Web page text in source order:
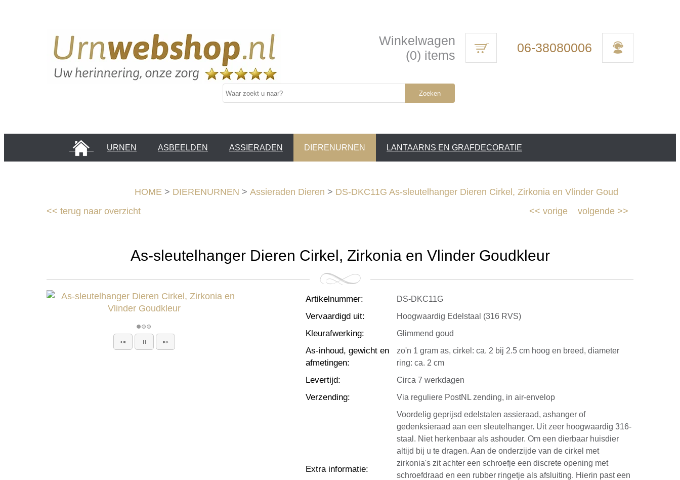
Winkelwagen
(0) items
06-38080006
Zoeken
HOME URNEN ASBEELDEN ASSIERADEN DIERENURNEN LANTAARNS EN GRAFDECORATIE
HOME > DIERENURNEN > Assieraden Dieren > DS-DKC11G As-sleutelhanger Dieren Cirkel, Zirkonia en Vlinder Goud
<< terug naar overzicht volgende >>
<< vorige
As-sleutelhanger Dieren Cirkel, Zirkonia en Vlinder Goudkleur
Artikelnummer: DS-DKC11G
Vervaardigd uit: Hoogwaardig Edelstaal (316 RVS)
Kleurafwerking: Glimmend goud
As-inhoud, gewicht en
afmetingen:
zo'n 1 gram as, cirkel: ca. 2 bij 2.5 cm hoog en breed, diameter
ring: ca. 2 cm
Levertijd: Circa 7 werkdagen
Verzending: Via reguliere PostNL zending, in air-envelop
Extra informatie:
Voordelig geprijsd edelstalen assieraad, ashanger of
gedenksieraad aan een sleutelhanger. Uit zeer hoogwaardig 316-
staal. Niet herkenbaar als ashouder. Om een dierbaar huisdier
altijd bij u te dragen. Aan de onderzijde van de cirkel met
zirkonia's zit achter een schroefje een discrete opening met
schroefdraad en een rubber ringetje als afsluiting. Hierin past een